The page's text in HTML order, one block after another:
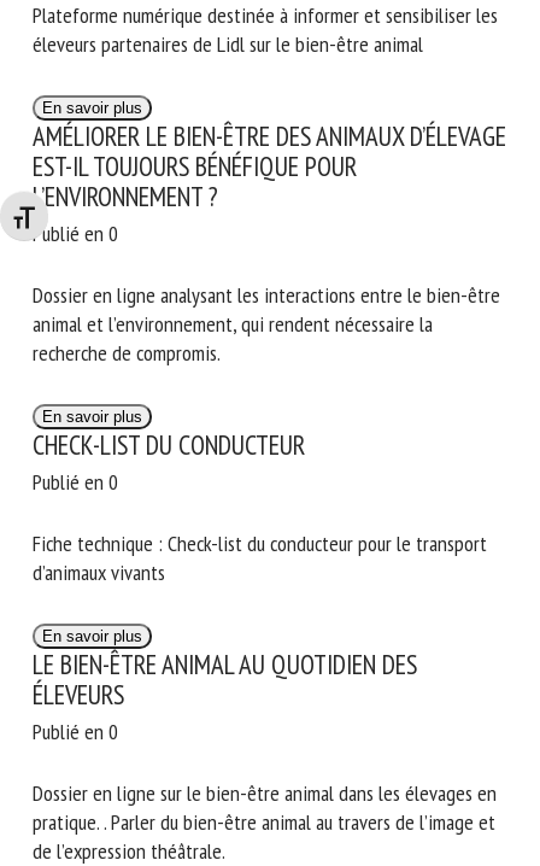
Changer la taille de la police
Plateforme numérique destinée à informer et sensibiliser les
éleveurs partenaires de Lidl sur le bien-être animal
En savoir plus
AMÉLIORER LE BIEN-ÊTRE DES ANIMAUX D’ÉLEVAGE
EST-IL TOUJOURS BÉNÉFIQUE POUR
L’ENVIRONNEMENT ?
Publié en 0
Dossier en ligne analysant les interactions entre le bien-être
animal et l’environnement, qui rendent nécessaire la
recherche de compromis.
En savoir plus
CHECK-LIST DU CONDUCTEUR
Publié en 0
Fiche technique : Check-list du conducteur pour le transport
d’animaux vivants
En savoir plus
LE BIEN-ÊTRE ANIMAL AU QUOTIDIEN DES
ÉLEVEURS
Publié en 0
Dossier en ligne sur le bien-être animal dans les élevages en
pratique. . Parler du bien-être animal au travers de l’image et
de l’expression théâtrale.